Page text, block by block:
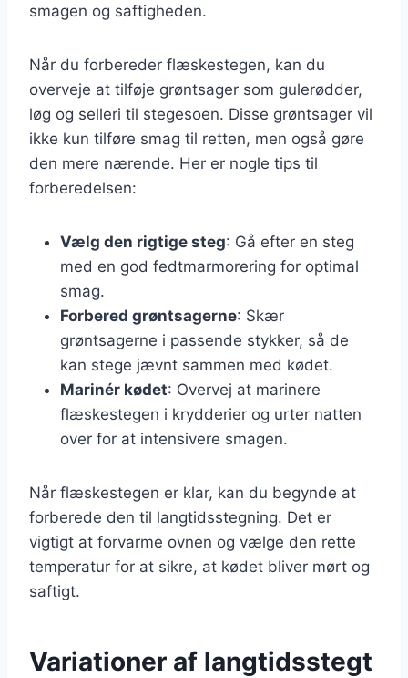
smagen og saftigheden.
Når du forbereder flæskestegen, kan du
overveje at tilføje grøntsager som gulerødder,
løg og selleri til stegesoen. Disse grøntsager vil
ikke kun tilføre smag til retten, men også gøre
den mere nærende. Her er nogle tips til
forberedelsen:
Vælg den rigtige steg: Gå efter en steg
med en god fedtmarmorering for optimal
smag.
Forbered grøntsagerne: Skær
grøntsagerne i passende stykker, så de
kan stege jævnt sammen med kødet.
Marinér kødet: Overvej at marinere
flæskestegen i krydderier og urter natten
over for at intensivere smagen.
Når flæskestegen er klar, kan du begynde at
forberede den til langtidsstegning. Det er
vigtigt at forvarme ovnen og vælge den rette
temperatur for at sikre, at kødet bliver mørt og
saftigt.
Variationer af langtidsstegt